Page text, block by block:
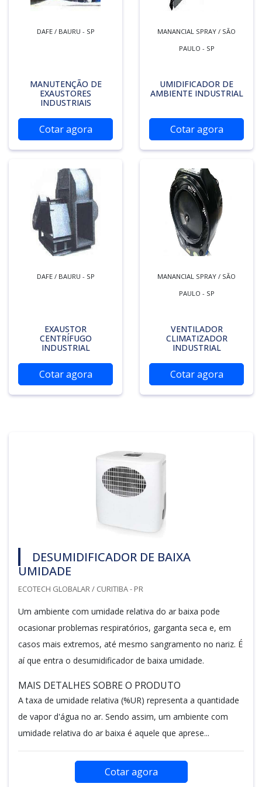
DAFE / BAURU - SP
MANUTENÇÃO DE
EXAUSTORES
INDUSTRIAIS
Cotar agora
MANANCIAL SPRAY / SÃO
PAULO - SP
UMIDIFICADOR DE
AMBIENTE INDUSTRIAL
Cotar agora
DAFE / BAURU - SP
EXAUSTOR
CENTRÍFUGO
INDUSTRIAL
Cotar agora
MANANCIAL SPRAY / SÃO
PAULO - SP
VENTILADOR
CLIMATIZADOR
INDUSTRIAL
Cotar agora
DESUMIDIFICADOR DE BAIXA
UMIDADE
ECOTECH GLOBALAR / CURITIBA - PR
Um ambiente com umidade relativa do ar baixa pode
ocasionar problemas respiratórios, garganta seca e, em
casos mais extremos, até mesmo sangramento no nariz. É
aí que entra o desumidificador de baixa umidade.
MAIS DETALHES SOBRE O PRODUTO
A taxa de umidade relativa (%UR) representa a quantidade
de vapor d'água no ar. Sendo assim, um ambiente com
umidade relativa do ar baixa é aquele que aprese...
Cotar agora